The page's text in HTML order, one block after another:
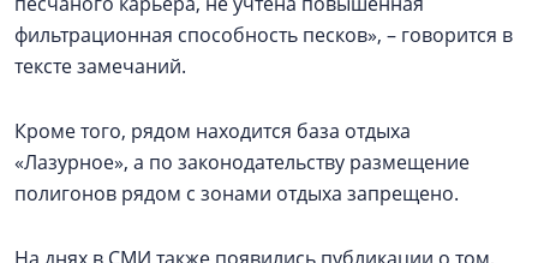
фильтрационная способность песков», – говорится в
тексте замечаний.
Кроме того, рядом находится база отдыха
«Лазурное», а по законодательству размещение
полигонов рядом с зонами отдыха запрещено.